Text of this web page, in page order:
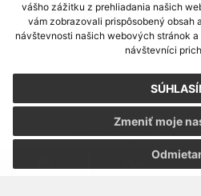
vášho zážitku z prehliadania našich
vám zobrazovali prispôsobený obsah
návštevnosti našich webových stránok
návštevníci
Zmeniť moje
využite možnosť získavania
CMS systém (redakčný) systém
webex.digital, s.r.o.,
Posledná
Vytlačiť stránku|